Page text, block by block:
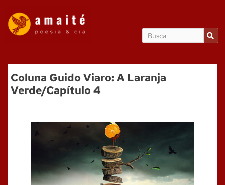
Coluna Guido Viaro: A Laranja
Verde/Capítulo 4